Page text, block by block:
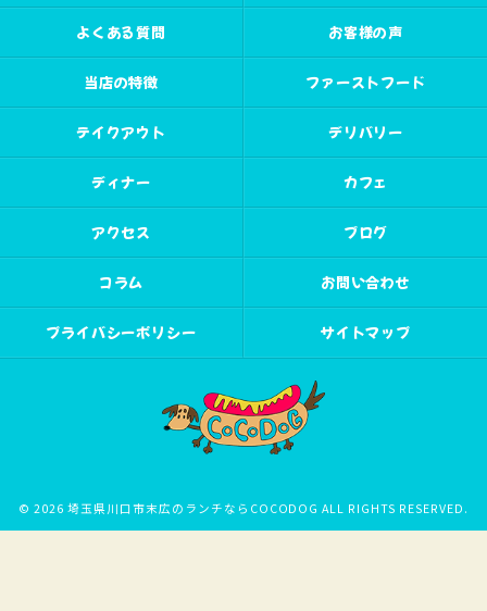
よくある質問 お客様の声
当店の特徴 ファーストフード
テイクアウト デリバリー
ディナー カフェ
アクセス ブログ
コラム お問い合わせ
プライバシーポリシー サイトマップ
© 2026 埼玉県川口市末広のランチならCOCODOG ALL RIGHTS RESERVED.